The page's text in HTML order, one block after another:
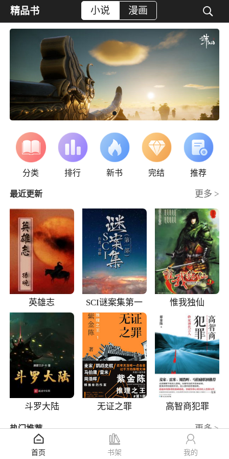
精品书 小说 漫画 
分类 排行 新书 完结 推荐
最近更新 更多 >
英雄志
SCI谜案集第一
部
惟我独仙
斗罗大陆 无证之罪 高智商犯罪
热门推荐 更多 >
首页 书架 我的